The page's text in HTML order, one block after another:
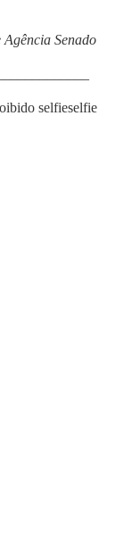
Senado
selfieselfie